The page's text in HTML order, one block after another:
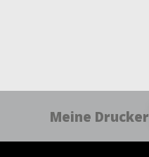
Meine Drucker